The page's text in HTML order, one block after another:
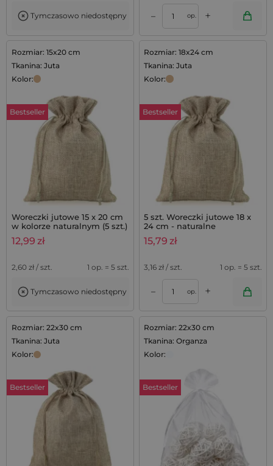
Tymczasowo niedostępny – op. +
Rozmiar: 15x20 cm
Tkanina: Juta
Kolor:
Bestseller
Woreczki jutowe 15 x 20 cm
w kolorze naturalnym (5 szt.)
12,99 zł
2,60 zł / szt. 1 op. = 5 szt.
Tymczasowo niedostępny
Rozmiar: 18x24 cm
Tkanina: Juta
Kolor:
Bestseller
5 szt. Woreczki jutowe 18 x
24 cm - naturalne
15,79 zł
3,16 zł / szt. 1 op. = 5 szt.
– op. +
Rozmiar: 22x30 cm
Tkanina: Juta
Kolor:
Bestseller
Rozmiar: 22x30 cm
Tkanina: Organza
Kolor:
Bestseller